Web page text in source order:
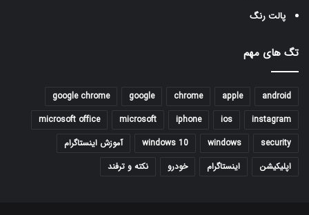
پالت رنگ
تگ های مهم
android
apple
chrome
google
google chrome
instagram
ios
iphone
microsoft
microsoft office
security
windows
windows 10
آموزش اینستاگرام
اپلیکیشن
اینستاگرام خودرو نکته و ترفند